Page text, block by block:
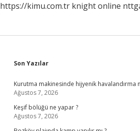
https://kimu.com.tr knight online
Sidebar
Son Yazılar
Kurutma makinesinde hijyenik havalandırma
Ağustos 7, 2026
Keşif bölüğü ne yapar ?
Ağustos 7, 2026